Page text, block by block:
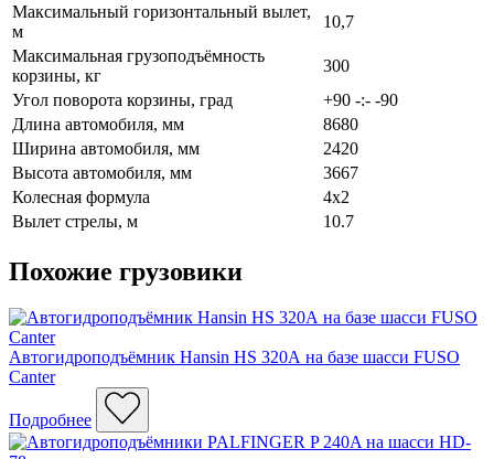
Максимальный горизонтальный вылет,
м
10,7
Максимальная грузоподъёмность
корзины, кг
300
Угол поворота корзины, град
+90 -:- -90
Длина автомобиля, мм
8680
Ширина автомобиля, мм
2420
Высота автомобиля, мм
3667
Колесная формула
4х2
Вылет стрелы, м
10.7
Похожие грузовики
Автогидроподъёмник Hansin HS 320А на базе шасси FUSO
Canter
Подробнее